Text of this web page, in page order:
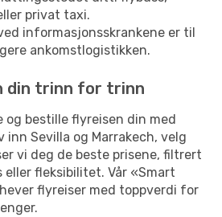
privat taxi.
informasjonsskrankene er til
ankomstlogistikken.
din trinn for trinn
og bestille flyreisen din med
inn Sevilla og Marrakech, velg
vi deg de beste prisene, filtrert
fleksibilitet. Vår «Smart
flyreiser med toppverdi for